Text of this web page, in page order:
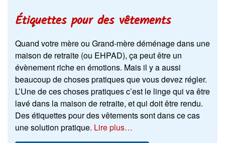
Étiquettes pour des vêtements
Quand votre mère ou Grand-mère déménage dans une
maison de retraite (ou EHPAD), ça peut être un
évènement riche en émotions. Mais il y a aussi
beaucoup de choses pratiques que vous devez régler.
L’Une de ces choses pratiques c’est le linge qui va être
lavé dans la maison de retraite, et qui doit être rendu.
Des étiquettes pour des vêtements sont dans ce cas
une solution pratique. Lire plus…